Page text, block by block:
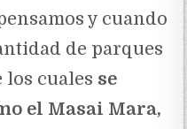
y cuando
de parques
los cuales se
el Masai Mara,